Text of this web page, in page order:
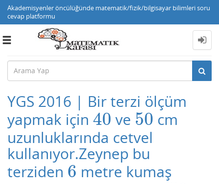
Akademisyenler öncülüğünde matematik/fizik/bilgisayar bilimleri soru
cevap platformu
Toggle
YGS 2016 | Bir terzi ölçüm
yapmak için 40
40 ve 50
50 cm
uzunluklarında cetvel
kullanıyor.Zeynep bu
terziden 6
6 metre kumaş